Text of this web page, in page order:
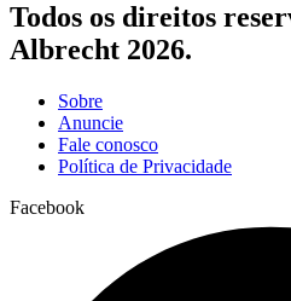
Todos os direitos
Albrecht 2026.
Sobre
Anuncie
Fale conosco
Política de Privacidade
Facebook